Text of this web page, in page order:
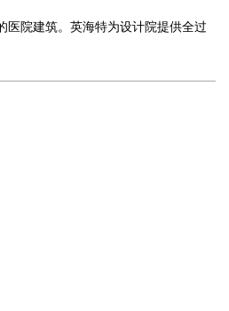
医院建筑。英海特为设计院提供全过